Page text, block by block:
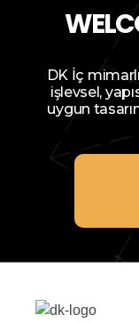
DK İç
işlevsel,
uygun